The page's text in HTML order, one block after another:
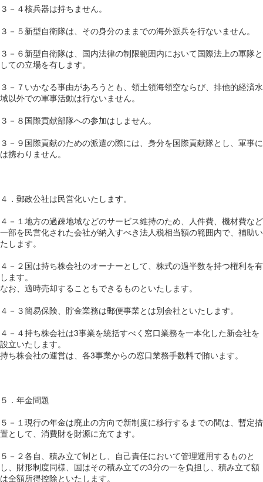
３－４核兵器は持ちません。
３－５新型自衛隊は、その身分のままでの海外派兵を行ないません。
３－６新型自衛隊は、国内法律の制限範囲内において国際法上の軍隊と
しての立場を有します。
３－７いかなる事由があろうとも、領土領海領空ならび、排他的経済水
域以外での軍事活動は行ないません。
３－８国際貢献部隊への参加はしません。
３－９国際貢献のための派遣の際には、身分を国際貢献隊とし、軍事に
は携わりません。
４．郵政公社は民営化いたします。
４－１地方の過疎地域などのサービス維持のため、人件費、機材費など
一部を民営化された会社が納入すべき法人税相当額の範囲内で、補助い
たします。
４－２国は持ち株会社のオーナーとして、株式の過半数を持つ権利を有
します。
なお、適時売却することもできるものといたします。
４－３簡易保険、貯金業務は郵便事業とは別会社といたします。
４－４持ち株会社は3事業を統括すべく窓口業務を一本化した新会社を
設立いたします。
持ち株会社の運営は、各3事業からの窓口業務手数料で賄います。
５．年金問題
５－１現行の年金は廃止の方向で新制度に移行するまでの間は、暫定措
置として、消費財を財源に充てます。
５－２各自、積み立て制とし、自己責任において管理運用するものと
し、財形制度同様、国はその積み立ての3分の一を負担し、積み立て額
は全額所得控除といたします。